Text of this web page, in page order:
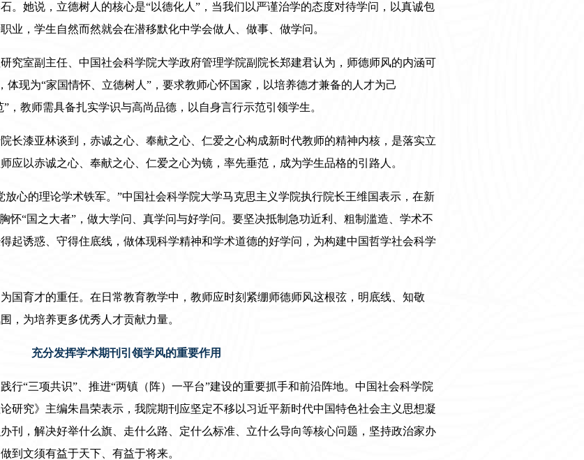
。她说，立德树人的核心是“以德化人”，当我们以严谨治学的态度对待学问，以真诚包
业，学生自然而然就会在潜移默化中学会做人、做事、做学问。
究室副主任、中国社会科学院大学政府管理学院副院长郑建君认为，师德师风的内涵可
体现为“家国情怀、立德树人”，要求教师心怀国家，以培养德才兼备的人才为己
，教师需具备扎实学识与高尚品德，以自身言行示范引领学生。
长漆亚林谈到，赤诚之心、奉献之心、仁爱之心构成新时代教师的精神内核，是落实立
应以赤诚之心、奉献之心、仁爱之心为镜，率先垂范，成为学生品格的引路人。
心的理论学术铁军。”中国社会科学院大学马克思主义学院执行院长王维国表示，在新
怀“国之大者”，做大学问、真学问与好学问。要坚决抵制急功近利、粗制滥造、学术不
起诱惑、守得住底线，做体现科学精神和学术道德的好学问，为构建中国哲学社会科学
国育才的重任。在日常教育教学中，教师应时刻紧绷师德师风这根弦，明底线、知敬
，为培养更多优秀人才贡献力量。
充分发挥学术期刊引领学风的重要作用
行“三项共识”、推进“两镇（阵）一平台”建设的重要抓手和前沿阵地。中国社会科学院
研究》主编朱昌荣表示，我院期刊应坚定不移以习近平新时代中国特色社会主义思想凝
刊，解决好举什么旗、走什么路、定什么标准、立什么导向等核心问题，坚持政治家办
到文须有益于天下、有益于将来。